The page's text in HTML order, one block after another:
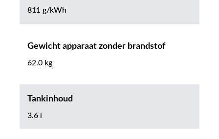
811 g/kWh
Gewicht apparaat zonder brandstof
62.0 kg
Tankinhoud
3.6 l